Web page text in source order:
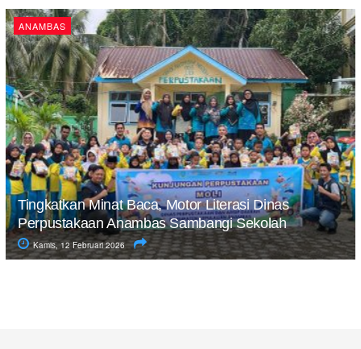
ANAMBAS
Tingkatkan Minat Baca, Motor Literasi Dinas
Perpustakaan Anambas Sambangi Sekolah
Kamis, 12 Februari 2026